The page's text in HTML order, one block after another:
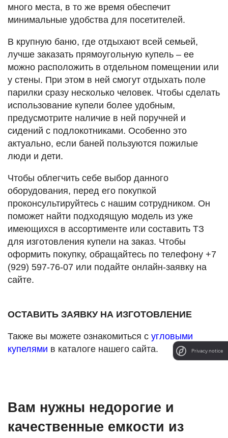
много места, в то же время обеспечит
минимальные удобства для посетителей.
В крупную баню, где отдыхают всей семьей,
лучше заказать прямоугольную купель – ее
можно расположить в отдельном помещении или
у стены. При этом в ней смогут отдыхать поле
парилки сразу несколько человек. Чтобы сделать
использование купели более удобным,
предусмотрите наличие в ней поручней и
сидений с подлокотниками. Особенно это
актуально, если баней пользуются пожилые
люди и дети.
Чтобы облегчить себе выбор данного
оборудования, перед его покупкой
проконсультируйтесь с нашим сотрудником. Он
поможет найти подходящую модель из уже
имеющихся в ассортименте или составить ТЗ
для изготовления купели на заказ. Чтобы
оформить покупку, обращайтесь по телефону +7
(929) 597-76-07 или подайте онлайн-заявку на
сайте.
ОСТАВИТЬ ЗАЯВКУ НА ИЗГОТОВЛЕНИЕ
Также вы можете ознакомиться с угловыми
купелями в каталоге нашего сайта.
Вам нужны недорогие и
качественные емкости из
Privacy notice